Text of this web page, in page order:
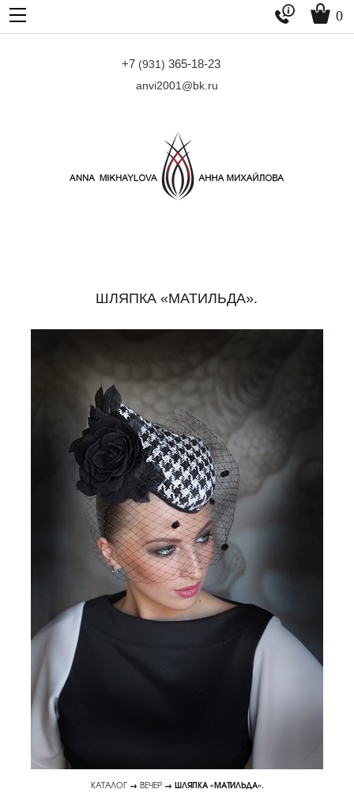
+7 (931) 365-18-23
anvi2001@bk.ru
  0
ШЛЯПКА «МАТИЛЬДА».
КАТАЛОГ→ ВЕЧЕР→ ШЛЯПКА «МАТИЛЬДА».